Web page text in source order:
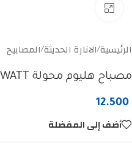
الرئيسية/الانارة الحديثة/المصابيح
مصباح هليوم محولة X-POER 250WATT
12.500
أضف إلى المفضلة